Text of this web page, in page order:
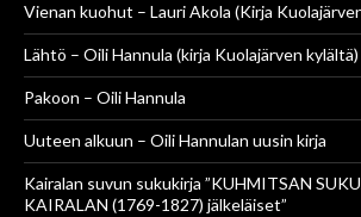
Vienan kuohut – Lauri Akola (Kirja
Lähtö – Oili Hannula (kirja Kuolajärven kylältä)
Pakoon – Oili Hannula
Uuteen alkuun – Oili Hannulan uusin kirja
Kairalan suvun sukukirja ”KUHMITSAN
KAIRALAN (1769-1827) jälkeläiset”